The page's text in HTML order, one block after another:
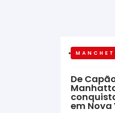
De
em Nova